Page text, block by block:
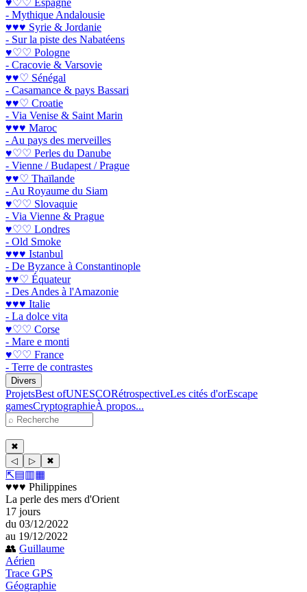
♥♡♡ Espagne
- Mythique Andalousie
♥♥♥ Syrie & Jordanie
- Sur la piste des Nabatéens
♥♡♡ Pologne
- Cracovie & Varsovie
♥♥♡ Sénégal
- Casamance & pays Bassari
♥♥♡ Croatie
- Via Venise & Saint Marin
♥♥♥ Maroc
- Au pays des merveilles
♥♡♡ Perles du Danube
- Vienne / Budapest / Prague
♥♥♡ Thaïlande
- Au Royaume du Siam
♥♡♡ Slovaquie
- Via Vienne & Prague
♥♡♡ Londres
- Old Smoke
♥♥♥ Istanbul
- De Byzance à Constantinople
♥♥♡ Équateur
- Des Andes à l'Amazonie
♥♥♥ Italie
- La dolce vita
♥♡♡ Corse
- Mare e monti
♥♡♡ France
- Terre de contrastes
Divers
ProjetsBest ofUNESCORétrospectiveLes cités d'orEscape
gamesCryptographieÀ propos...
✖
◁
▷ ✖
⇱▤▥▦
♥♥♥ Philippines
La perle des mers d'Orient
17 jours
du 03/12/2022
au 19/12/2022
👥 Guillaume
Aérien
Trace GPS
Géographie